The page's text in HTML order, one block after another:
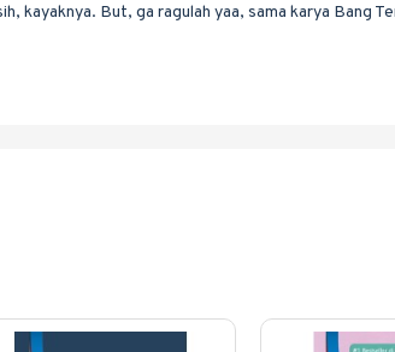
kayaknya. But, ga ragulah yaa, sama karya Bang